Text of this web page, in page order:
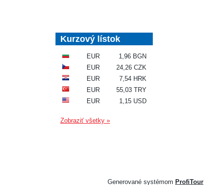
Kurzový lístok
EUR
1,96 BGN
EUR
24,26 CZK
EUR
7,54 HRK
EUR
55,03 TRY
EUR
1,15 USD
Zobraziť všetky »
Generované systémom ProfiTour